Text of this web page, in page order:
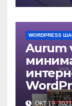
WORDPRESS
Aurum
ОКТ 19, 2021